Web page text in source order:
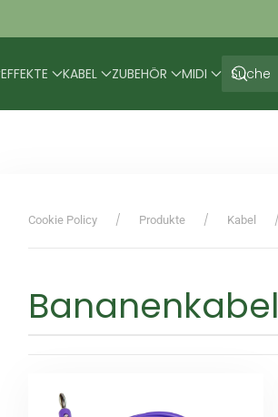
EFFEKTE KABEL ZUBEHÖR MIDI
Cookie Policy Produkte Kabel
Bananenkabel